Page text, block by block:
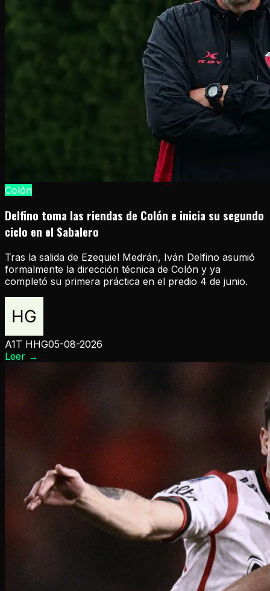
Colón
Delfino toma las riendas de Colón e inicia su segundo
ciclo en el Sabalero
Tras la salida de Ezequiel Medrán, Iván Delfino asumió
formalmente la dirección técnica de Colón y ya
completó su primera práctica en el predio 4 de junio.
A1T HHG05-08-2026
Leer →